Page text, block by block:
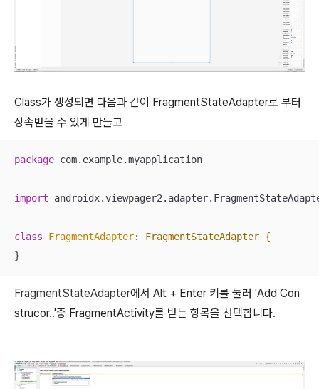
Class가 생성되면 다음과 같이 FragmentStateAdapter로 부터
상속받을 수 있게 만들고
package com.example.myapplication
import
class FragmentAdapter: FragmentStateAdapter {
}
FragmentStateAdapter에서 Alt + Enter 키를 눌러 'Add Con
strucor..'중 FragmentActivity를 받는 항목을 선택합니다.